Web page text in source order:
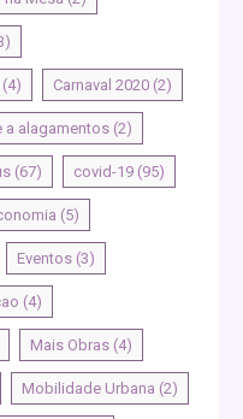
(4) Carnaval 2020 (2)
a alagamentos (2)
(67) covid-19 (95)
(5)
Eventos (3)
(4)
Mais Obras (4)
Mobilidade Urbana (2)